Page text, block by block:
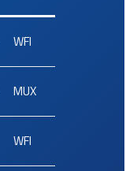
WFI
MUX
WFI